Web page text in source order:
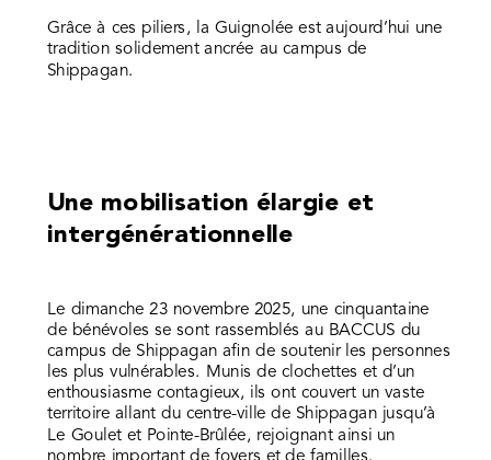
Grâce à ces piliers, la Guignolée est aujourd’hui une
tradition solidement ancrée au campus de
Shippagan.
Une mobilisation élargie et
intergénérationnelle
Le dimanche 23 novembre 2025, une cinquantaine
de bénévoles se sont rassemblés au BACCUS du
campus de Shippagan afin de soutenir les personnes
les plus vulnérables. Munis de clochettes et d’un
enthousiasme contagieux, ils ont couvert un vaste
territoire allant du centre-ville de Shippagan jusqu’à
Le Goulet et Pointe-Brûlée, rejoignant ainsi un
nombre important de foyers et de familles.